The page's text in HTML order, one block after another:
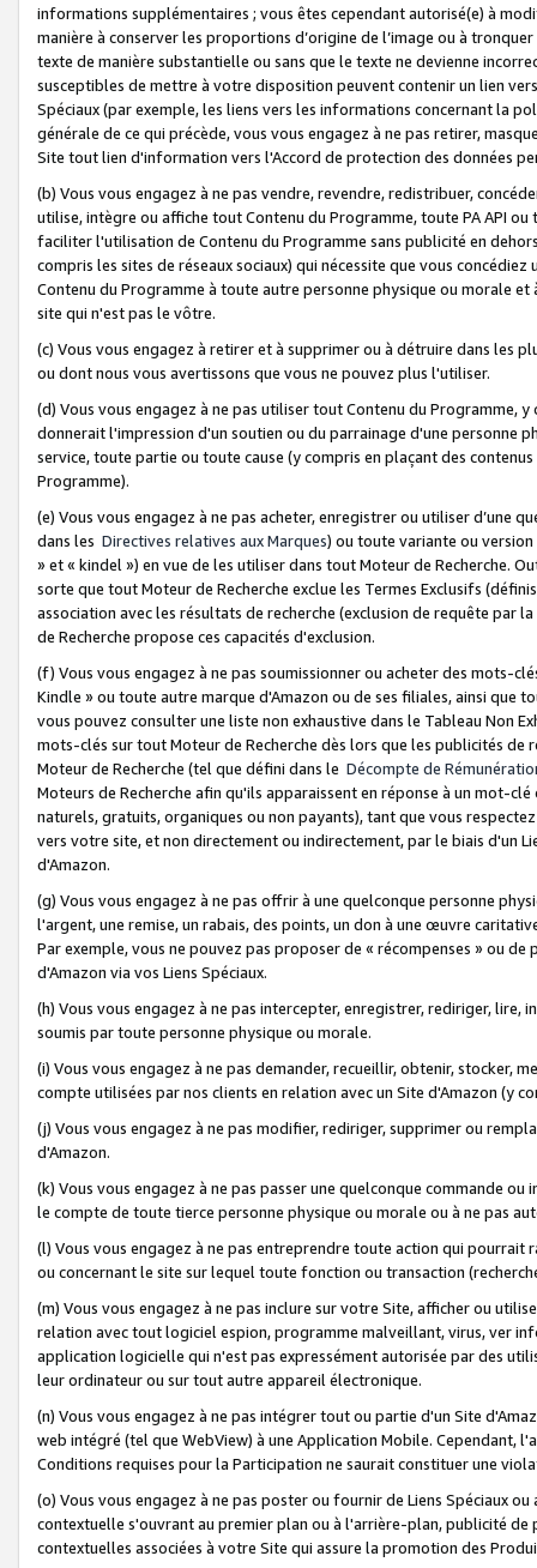
informations supplémentaires ; vous êtes cependant autorisé(e) à
manière à conserver les proportions d’origine de l’image ou à
texte de manière substantielle ou sans que le texte ne devienne
susceptibles de mettre à votre disposition peuvent contenir un lien
Spéciaux (par exemple, les liens vers les informations concernant la
générale de ce qui précède, vous vous engagez à ne pas retirer,
Site tout lien d'information vers l'Accord de protection des données
(b) Vous vous engagez à ne pas vendre, revendre, redistribuer,
utilise, intègre ou affiche tout Contenu du Programme, toute PA API
faciliter l'utilisation de Contenu du Programme sans publicité en
compris les sites de réseaux sociaux) qui nécessite que vous
Contenu du Programme à toute autre personne physique ou morale
site qui n'est pas le vôtre.
(c) Vous vous engagez à retirer et à supprimer ou à détruire dans les
ou dont nous vous avertissons que vous ne pouvez plus l'utiliser.
(d) Vous vous engagez à ne pas utiliser tout Contenu du Programme,
donnerait l'impression d'un soutien ou du parrainage d'une personne
service, toute partie ou toute cause (y compris en plaçant des
Programme).
(e) Vous vous engagez à ne pas acheter, enregistrer ou utiliser d’une
dans les Directives relatives aux Marques) ou toute variante ou
» et « kindel ») en vue de les utiliser dans tout Moteur de Recherche.
sorte que tout Moteur de Recherche exclue les Termes Exclusifs
association avec les résultats de recherche (exclusion de requête
de Recherche propose ces capacités d'exclusion.
(f) Vous vous engagez à ne pas soumissionner ou acheter des mots-
Kindle » ou toute autre marque d'Amazon ou de ses filiales, ainsi que
vous pouvez consulter une liste non exhaustive dans le Tableau Non
mots-clés sur tout Moteur de Recherche dès lors que les publicités de
Moteur de Recherche (tel que défini dans le Décompte de
Moteurs de Recherche afin qu'ils apparaissent en réponse à un mot-
naturels, gratuits, organiques ou non payants), tant que vous
vers votre site, et non directement ou indirectement, par le biais d'un
d'Amazon.
(g) Vous vous engagez à ne pas offrir à une quelconque personne
l'argent, une remise, un rabais, des points, un don à une œuvre
Par exemple, vous ne pouvez pas proposer de « récompenses » ou
d'Amazon via vos Liens Spéciaux.
(h) Vous vous engagez à ne pas intercepter, enregistrer, rediriger,
soumis par toute personne physique ou morale.
(i) Vous vous engagez à ne pas demander, recueillir, obtenir, stocker,
compte utilisées par nos clients en relation avec un Site d'Amazon (y
(j) Vous vous engagez à ne pas modifier, rediriger, supprimer ou
d'Amazon.
(k) Vous vous engagez à ne pas passer une quelconque commande
le compte de toute tierce personne physique ou morale ou à ne pas
(l) Vous vous engagez à ne pas entreprendre toute action qui
ou concernant le site sur lequel toute fonction ou transaction
(m) Vous vous engagez à ne pas inclure sur votre Site, afficher ou
relation avec tout logiciel espion, programme malveillant, virus, ver
application logicielle qui n'est pas expressément autorisée par des
leur ordinateur ou sur tout autre appareil électronique.
(n) Vous vous engagez à ne pas intégrer tout ou partie d'un Site
web intégré (tel que WebView) à une Application Mobile. Cependant,
Conditions requises pour la Participation ne saurait constituer une
(o) Vous vous engagez à ne pas poster ou fournir de Liens Spéciaux
contextuelle s'ouvrant au premier plan ou à l'arrière-plan, publicité
contextuelles associées à votre Site qui assure la promotion des